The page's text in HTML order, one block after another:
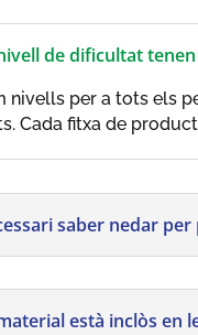
de dificultat
nivells per a tots els
Cada fitxa de
saber nedar
està inclòs en